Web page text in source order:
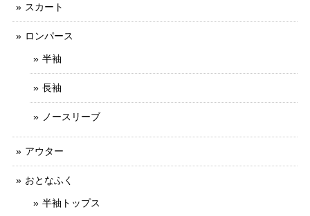
スカート
ロンパース
半袖
長袖
ノースリーブ
アウター
おとなふく
半袖トップス